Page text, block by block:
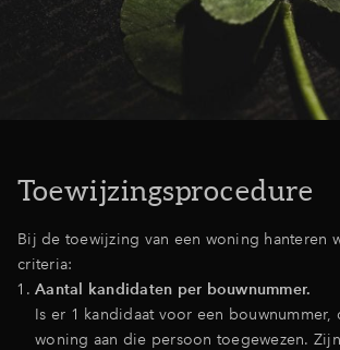
Toewijzingsprocedure
Bij de toewijzing van een woning hanteren
criteria:
Aantal kandidaten per bouwnummer.
Is er 1 kandidaat voor een bouwnummer,
woning aan die persoon toegewezen.